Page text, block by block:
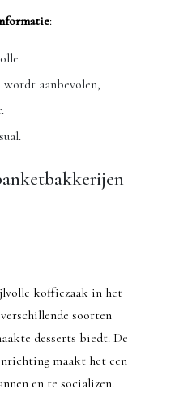
:
wordt aanbevolen,
koffiezaak in het
soorten
desserts biedt. De
maakt het een
en te socializen.